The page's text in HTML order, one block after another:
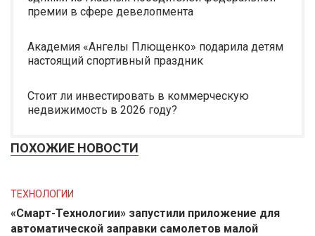
премии в сфере девелопмента
Академия «Ангелы Плющенко» подарила детям
настоящий спортивный праздник
Стоит ли инвестировать в коммерческую
недвижимость в 2026 году?
ПОХОЖИЕ НОВОСТИ
ТЕХНОЛОГИИ
«Смарт-Технологии» запустили приложение для
автоматической заправки самолетов малой